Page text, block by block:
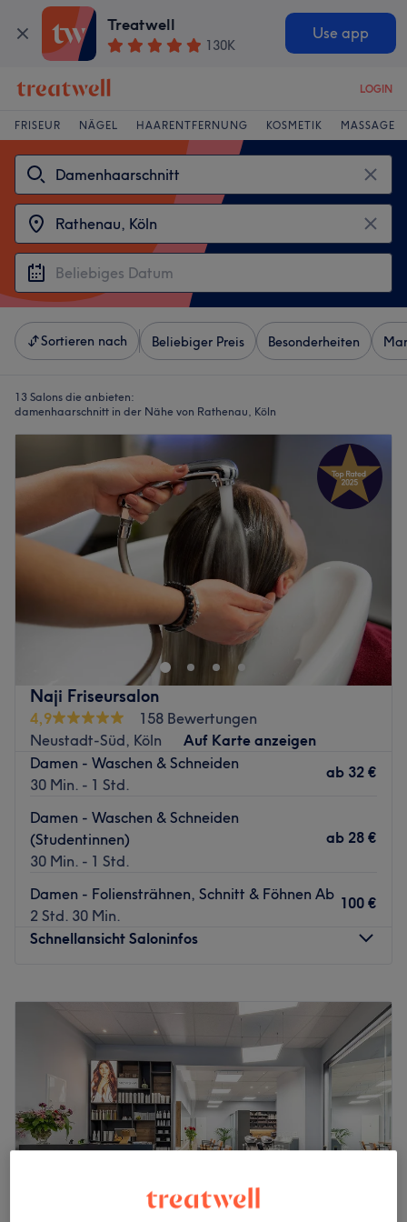
Treatwell
130K
Use app
LOGIN
FRISEUR NÄGEL HAARENTFERNUNG KOSMETIK MASSAGE
Sortieren nach Beliebiger Preis Besonderheiten
13 Salons die anbieten:
damenhaarschnitt in der Nähe von Rathenau, Köln
Naji Friseursalon
4,9
158 Bewertungen
Neustadt-Süd, Köln
Auf Karte anzeigen
Damen - Waschen & Schneiden
30 Min. - 1 Std.
ab 32 €
Damen - Waschen & Schneiden
(Studentinnen)
30 Min. - 1 Std.
ab 28 €
Damen - Foliensträhnen, Schnitt & Föhnen Ab
2 Std. 30 Min.
100 €
Schnellansicht Saloninfos
09:00
Mittwoch
09:00
19:00
Donnerstag
09:00
19:00
Freitag
19:00
Samstag
09:00
16:00
Sonntag
Geschlossen
eine Typveränderung? Dann ist der Naji Friseursalon in
Köln (Neustadt-Süd) genau der richtige Ort für dich. Hier